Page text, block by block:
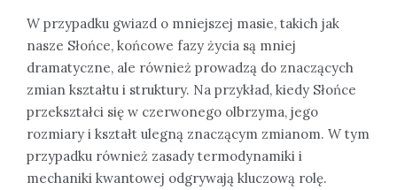
W przypadku gwiazd o mniejszej masie, takich jak
nasze Słońce, końcowe fazy życia są mniej
dramatyczne, ale również prowadzą do znaczących
zmian kształtu i struktury. Na przykład, kiedy Słońce
przekształci się w czerwonego olbrzyma, jego
rozmiary i kształt ulegną znaczącym zmianom. W tym
przypadku również zasady termodynamiki i
mechaniki kwantowej odgrywają kluczową rolę.